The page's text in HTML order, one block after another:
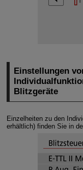
Einstellungen
Blitzgeräte
Einzelheiten zu den
erhältlich) finden Sie in